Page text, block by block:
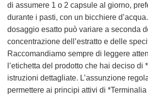
di assumere 1 o 2 capsule al giorno,
durante i pasti, con un bicchiere
dosaggio esatto può variare a seconda
concentrazione dell’estratto e delle
Raccomandiamo sempre di leggere
l’etichetta del prodotto che hai deciso di
istruzioni dettagliate. L’assunzione
permettere ai principi attivi di